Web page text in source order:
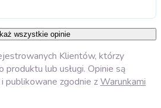
wszystkie opinie
Klientów, którzy
produktu lub usługi. Opinie są
publikowane zgodnie zWarunkami